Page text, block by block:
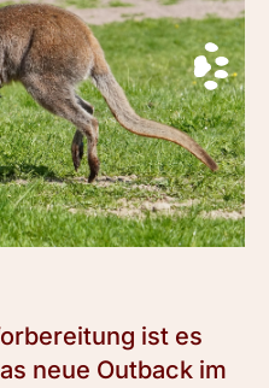
ist es
neue Outback im